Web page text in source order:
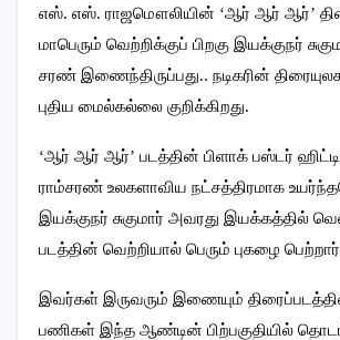
எஸ். எஸ். ராஜமௌலியின் ‘ஆர் ஆர் ஆர்’
மாபெரும் வெற்றிக்குப் பிறகு இயக்குநர்
சரண் இணைந்திருப்பது.. நடிகரின்
புதிய மைல்கல்லை குறிக்கிறது.
‘ஆர் ஆர் ஆர்’ படத்தின் பிளாக் பஸ்டர்
ராம்சரண் உலகளாவிய நட்சத்திரமாக
இயக்குநர் சுகுமார் அவரது இயக்கத்தில்
படத்தின் வெற்றியால் பெரும் புகழை
இவர்கள் இருவரும் இணையும் திரைப்படத்தின்
பணிகள் இந்த ஆண்டின் பிற்பகுதியில்